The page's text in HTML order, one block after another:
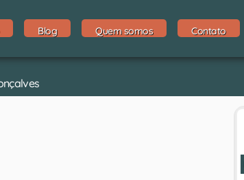
Blog Quem somos Contato